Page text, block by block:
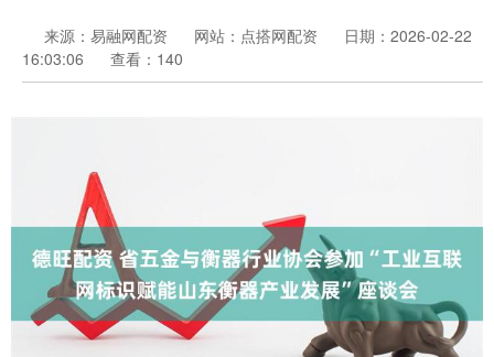
来源：易融网配资 网站：点搭网配资
日期：2026-02-22
16:03:06
查看：140